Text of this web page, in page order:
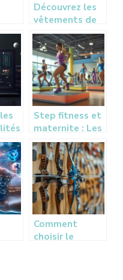
Découvrez les
vêtements de
cyclisme
aérodynamiques
pour améliorer
vos
performances
Step fitness et
maternite : Les
criteres
essentiels pour
selectionner
votre planche
de step aerobic
Comment
choisir le